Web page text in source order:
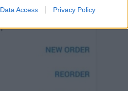
Data Access Privacy Policy